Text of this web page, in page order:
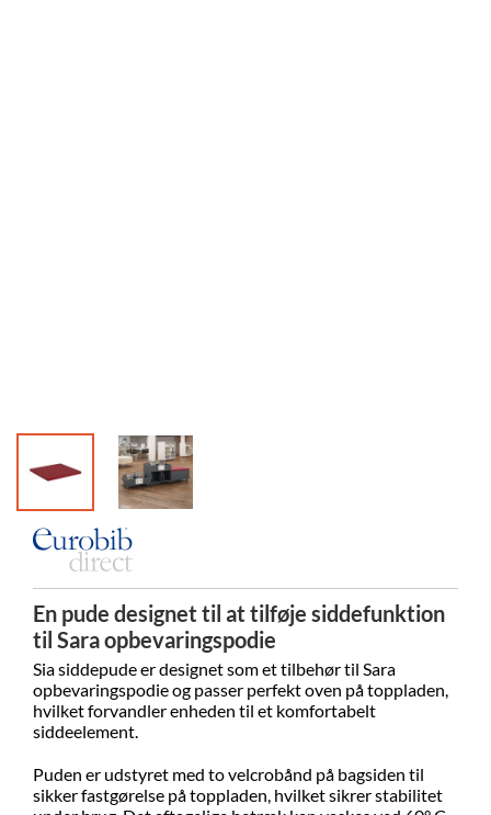
En pude designet til at tilføje siddefunktion
til Sara opbevaringspodie
Sia siddepude er designet som et tilbehør til Sara
opbevaringspodie og passer perfekt oven på toppladen,
hvilket forvandler enheden til et komfortabelt
siddeelement.
Puden er udstyret med to velcrobånd på bagsiden til
sikker fastgørelse på toppladen, hvilket sikrer stabilitet